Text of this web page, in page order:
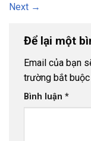
Next →
Để lại một
Email của bạn
trường bắt
Bình luận *